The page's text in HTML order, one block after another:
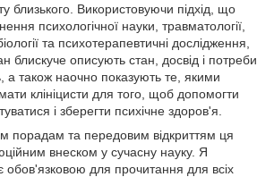
близького. Використовуючи підхід, що
психологічної науки, травматології,
та психотерапевтичні дослідження,
блискуче описують стан, досвід і потреби
також наочно показують те, якими
клініцисти для того, щоб допомогти
і зберегти психічне здоров'я.
порадам та передовим відкриттям ця
внеском у сучасну науку. Я
для прочитання для всіх